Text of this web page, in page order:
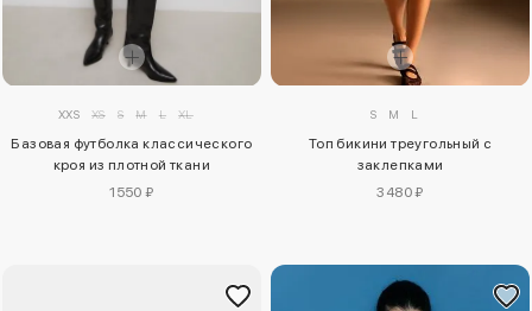
XXS XS S M L XL
Базовая футболка классического
кроя из плотной ткани
1550 ₽
S M L
Топ бикини треугольный с
заклепками
3480 ₽